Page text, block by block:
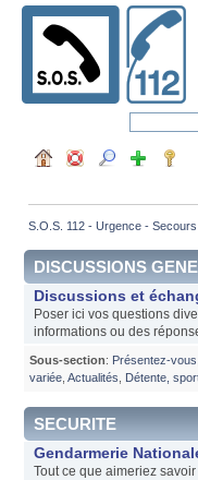
S.O.S. 112 - Urgence - Secours
DISCUSSIONS
Discussions et
Poser ici vos questions
informations ou des
Sous-section: Présentez-vous
variée Actualités Détente,
SECURITE
Gendarmerie
Tout ce que aimeriez